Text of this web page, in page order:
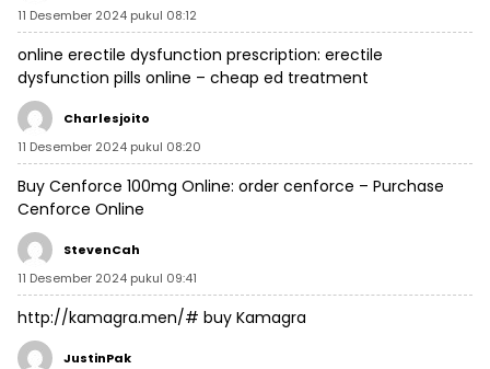
11 Desember 2024 pukul 08:12
online erectile dysfunction prescription: erectile
dysfunction pills online – cheap ed treatment
Charlesjoito
11 Desember 2024 pukul 08:20
Buy Cenforce 100mg Online: order cenforce – Purchase
Cenforce Online
StevenCah
11 Desember 2024 pukul 09:41
http://kamagra.men/# buy Kamagra
JustinPak